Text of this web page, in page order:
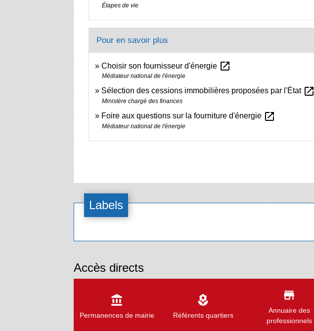
Étapes de vie
Pour en savoir plus
Choisir son fournisseur d'énergie open_in_new
Médiateur national de l'énergie
Sélection des cessions immobilières proposées par l'État open_in_new
Ministère chargé des finances
Foire aux questions sur la fourniture d'énergie open_in_new
Médiateur national de l'énergie
Labels
Accès directs
account_balance
Permanences de mairie
local_florist
Référents quartiers
store
Annuaire des
professionnels